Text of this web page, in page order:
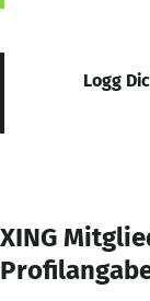
Logg
XING